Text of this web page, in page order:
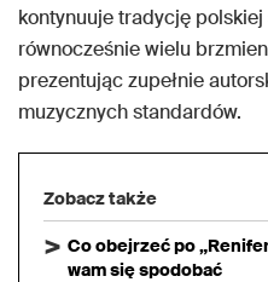
kontynuuje tradycję polskiej
równocześnie wielu
prezentując zupełnie
muzycznych standardów.
Zobacz także
Co obejrzeć po
wam się spodobać